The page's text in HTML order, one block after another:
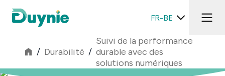
FR-BE
/ Durabilité /
Suivi de la performance
durable avec des
solutions numériques